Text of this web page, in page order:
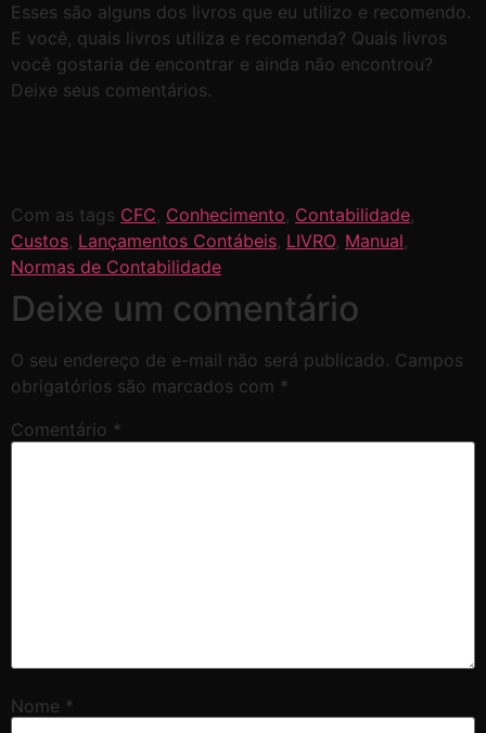
Esses são alguns dos livros que eu utilizo e recomendo.
E você, quais livros utiliza e recomenda? Quais livros
você gostaria de encontrar e ainda não encontrou?
Deixe seus comentários.
Com as tags CFC, Conhecimento, Contabilidade,
Custos, Lançamentos Contábeis, LIVRO, Manual,
Normas de Contabilidade
Deixe um comentário
O seu endereço de e-mail não será publicado. Campos
obrigatórios são marcados com *
Comentário *
Nome *